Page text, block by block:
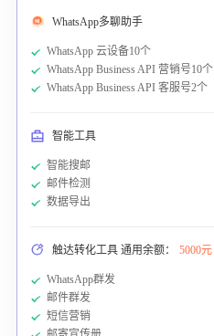
WhatsApp多聊助手
WhatsApp 云设备10个
WhatsApp Business API 营销号10个
WhatsApp Business API 客服号2个
智能工具
智能搜邮
邮件检测
数据导出
触达转化工具 通用余额： 5000元
WhatsApp群发
邮件群发
短信营销